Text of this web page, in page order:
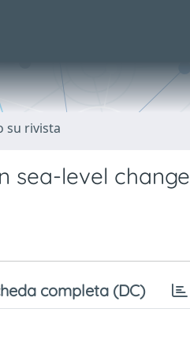
su rivista
sea-level change
completa (DC)